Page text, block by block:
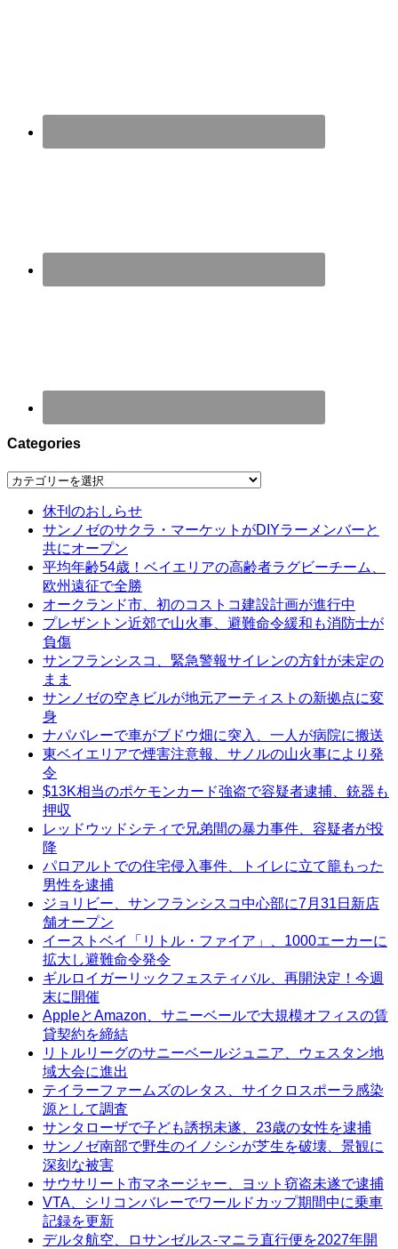
Categories
Categories
休刊のおしらせ
サンノゼのサクラ・マーケットがDIYラーメンバーと
共にオープン
平均年齢54歳！ベイエリアの高齢者ラグビーチーム、
欧州遠征で全勝
オークランド市、初のコストコ建設計画が進行中
プレザントン近郊で山火事、避難命令緩和も消防士が
負傷
サンフランシスコ、緊急警報サイレンの方針が未定の
まま
サンノゼの空きビルが地元アーティストの新拠点に変
身
ナパバレーで車がブドウ畑に突入、一人が病院に搬送
東ベイエリアで煙害注意報、サノルの山火事により発
令
$13K相当のポケモンカード強盗で容疑者逮捕、銃器も
押収
レッドウッドシティで兄弟間の暴力事件、容疑者が投
降
パロアルトでの住宅侵入事件、トイレに立て籠もった
男性を逮捕
ジョリビー、サンフランシスコ中心部に7月31日新店
舗オープン
イーストベイ「リトル・ファイア」、1000エーカーに
拡大し避難命令発令
ギルロイガーリックフェスティバル、再開決定！今週
末に開催
AppleとAmazon、サニーベールで大規模オフィスの賃
貸契約を締結
リトルリーグのサニーベールジュニア、ウェスタン地
域大会に進出
テイラーファームズのレタス、サイクロスポーラ感染
源として調査
サンタローザで子ども誘拐未遂、23歳の女性を逮捕
サンノゼ南部で野生のイノシシが芝生を破壊、景観に
深刻な被害
サウサリート市マネージャー、ヨット窃盗未遂で逮捕
VTA、シリコンバレーでワールドカップ期間中に乗車
記録を更新
デルタ航空、ロサンゼルス-マニラ直行便を2027年開